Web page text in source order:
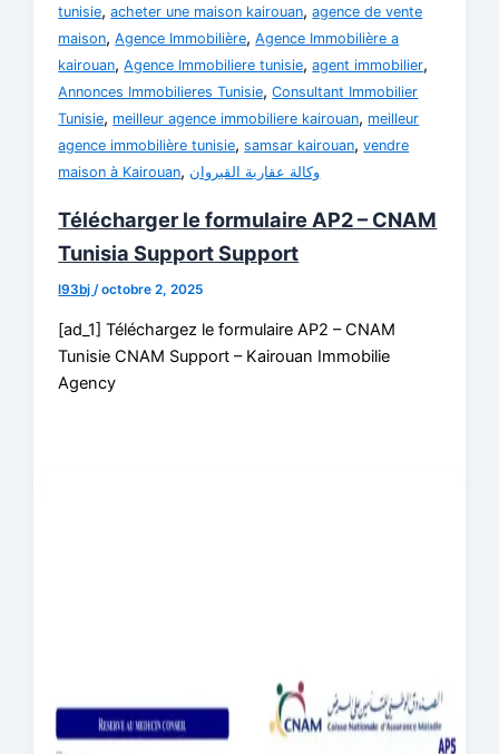
tunisie,acheter une maison kairouan,agence de vente
maison,Agence Immobilière,Agence Immobilière a
kairouan,Agence Immobiliere tunisie,agent immobilier,
Annonces Immobilieres Tunisie,Consultant Immobilier
Tunisie, meilleur agence immobiliere kairouan, meilleur
agence immobilière tunisie,samsar kairouan,vendre
maison à Kairouan, وكالة عقارية القيروان
Télécharger le formulaire AP2 – CNAM
Tunisia Support Support
l93bj/octobre 2, 2025
[ad_1] Téléchargez le formulaire AP2 – CNAM
Tunisie CNAM Support – Kairouan Immobilie
Agency